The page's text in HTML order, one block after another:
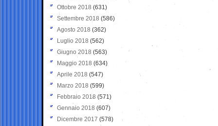
Ottobre 2018 (631)
Settembre 2018 (586)
Agosto 2018 (362)
Luglio 2018 (562)
Giugno 2018 (563)
Maggio 2018 (634)
Aprile 2018 (547)
Marzo 2018 (599)
Febbraio 2018 (571)
Gennaio 2018 (607)
Dicembre 2017 (578)